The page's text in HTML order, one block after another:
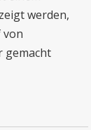
werden,
von
gemacht